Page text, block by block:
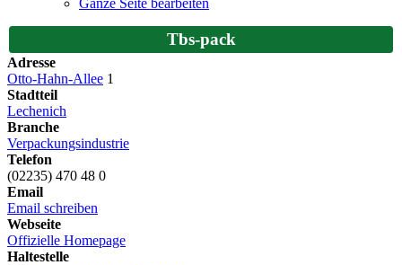
Tbs-pack
Adresse
Otto-Hahn-Allee 1
Stadtteil
Lechenich
Branche
Verpackungsindustrie
Telefon
(02235) 470 48 0
Email
Email schreiben
Webseite
Offizielle Homepage
Haltestelle